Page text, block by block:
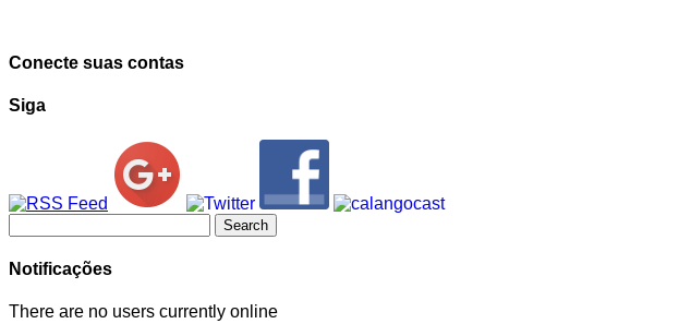
Conecte suas contas
Siga
for:
Notificações
There are no users currently online